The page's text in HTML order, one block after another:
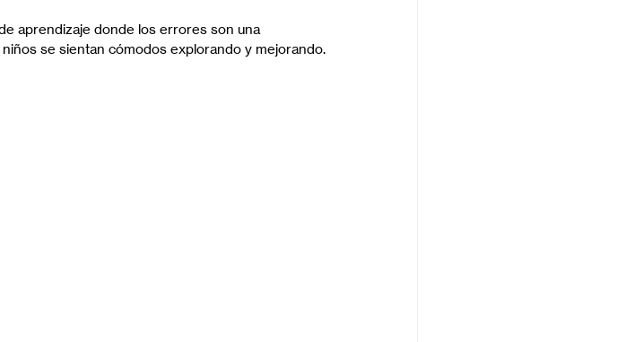
aprendizaje donde los errores son una
se sientan cómodos explorando y mejorando.